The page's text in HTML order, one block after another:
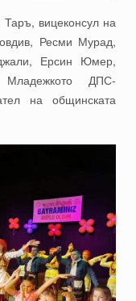
вицеконсул на
Ресми Мурад,
Ерсин Юмер,
Младежкото ДПС-
на общинската